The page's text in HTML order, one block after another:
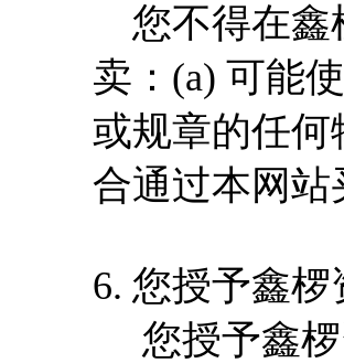
您不得在鑫
卖：(a) 可能
或规章的任何
合通过本网
6. 您授予鑫
您授予鑫椤